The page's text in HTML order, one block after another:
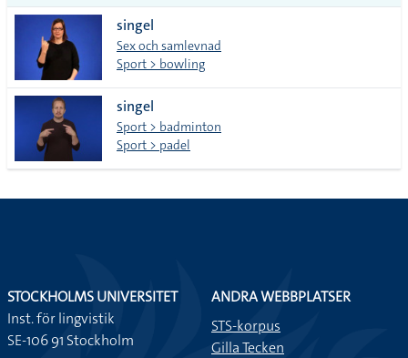
alla i
lista
singel
Sex och samlevnad
Sport > bowling
singel
Sport > badminton
Sport > padel
STOCKHOLMS UNIVERSITET
Inst. för lingvistik
SE-106 91 Stockholm
ANDRA WEBBPLATSER
STS-korpus
Gilla Tecken